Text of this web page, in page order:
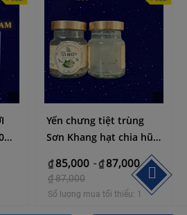
bào ngư, tổ yến.
từ 40-45 độ khoảng 1 tháng rồi
đi ngủ 30 phút
có thể để nguyên con or nghiền ra
Yến chưng tiệt trùng
Sơn Khang hạt chia hũ
₫ 85,000 -₫ 87,000
₫87,000
Số lượng mua tối thiểu: 1